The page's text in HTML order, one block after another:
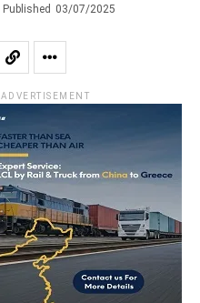
Published 03/07/2025
ADVERTISEMENT